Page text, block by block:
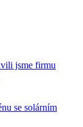
jsme firmu